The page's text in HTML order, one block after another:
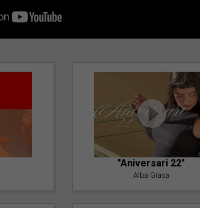
"Aniversari 22"
Alba Grasa